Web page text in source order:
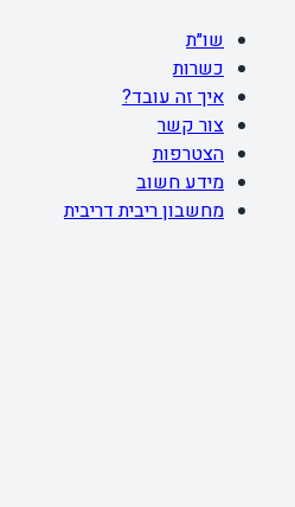
שו״ת
כשרות
איך זה עובד?
צור קשר
הצטרפות
מידע חשוב
מחשבון ריבית דריבית